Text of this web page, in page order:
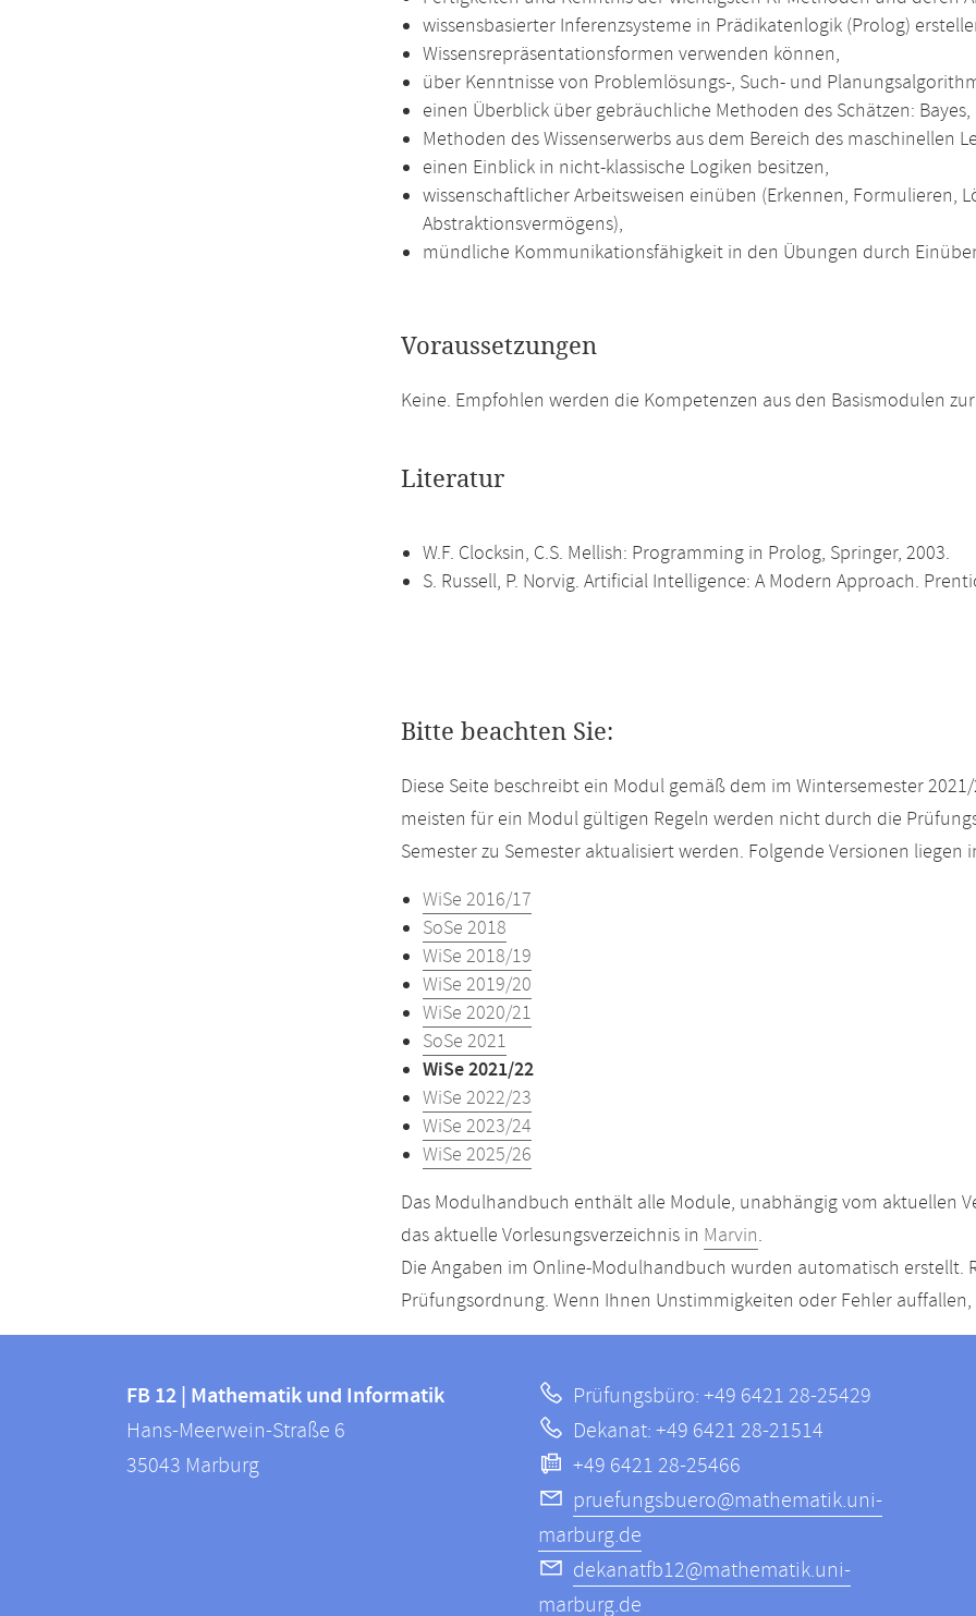
wissensbasierter Inferenzsysteme in Prädikatenlogik (Prolog)
Wissensrepräsentationsformen verwenden können,
über Kenntnisse von Problemlösungs-, Such- und
einen Überblick über gebräuchliche Methoden des Schätzen:
Methoden des Wissenserwerbs aus dem Bereich des maschinellen
einen Einblick in nicht-klassische Logiken besitzen,
wissenschaftlicher Arbeitsweisen einüben (Erkennen, Formulieren,
Abstraktionsvermögens),
mündliche Kommunikationsfähigkeit in den Übungen durch
Voraussetzungen
Keine. Empfohlen werden die Kompetenzen aus den Basismodulen
Literatur
W.F. Clocksin, C.S. Mellish: Programming in Prolog, Springer, 2003.
S. Russell, P. Norvig. Artificial Intelligence: A Modern Approach.
Bitte beachten Sie:
Diese Seite beschreibt ein Modul gemäß dem im Wintersemester
meisten für ein Modul gültigen Regeln werden nicht durch die
Semester zu Semester aktualisiert werden. Folgende Versionen
WiSe 2016/17
SoSe 2018
WiSe 2018/19
WiSe 2019/20
WiSe 2020/21
SoSe 2021
WiSe 2021/22
WiSe 2022/23
WiSe 2023/24
WiSe 2025/26
Das Modulhandbuch enthält alle Module, unabhängig vom aktuellen
das aktuelle Vorlesungsverzeichnis in Marvin.
Die Angaben im Online-Modulhandbuch wurden automatisch erstellt.
Prüfungsordnung. Wenn Ihnen Unstimmigkeiten oder Fehler
Informationen
FB
12
FB 12 | Mathematik und Informatik
Hans-Meerwein-Straße 6
35043 Marburg
Prüfungsbüro: +49 6421 28-25429
Dekanat: +49 6421 28-21514
+49 6421 28-25466
pruefungsbuero@mathematik.uni-
marburg.de
dekanatfb12@mathematik.uni-
marburg.de